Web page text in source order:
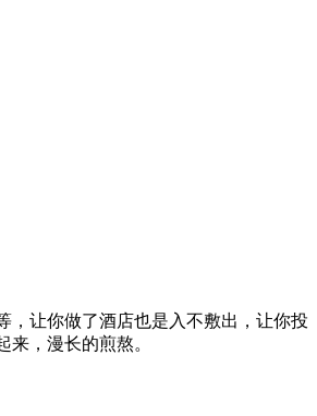
让你做了酒店也是入不敷出，让你投
，漫长的煎熬。